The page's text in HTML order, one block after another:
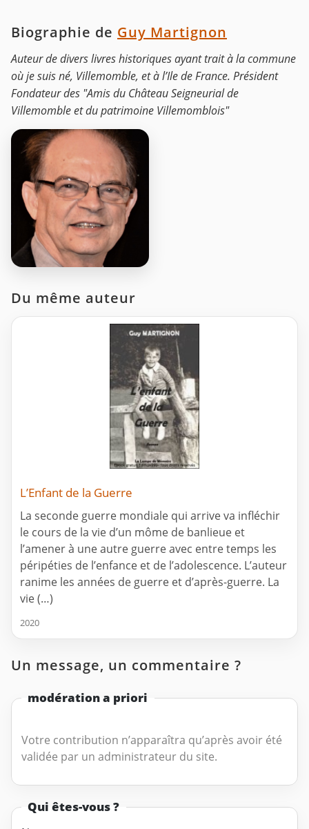
Biographie de Guy Martignon
Auteur de divers livres historiques ayant trait à la commune
où je suis né, Villemomble, et à l’Ile de France. Président
Fondateur des "Amis du Château Seigneurial de
Villemomble et du patrimoine Villemomblois"
Du même auteur
L’Enfant de la Guerre
La seconde guerre mondiale qui arrive va infléchir
le cours de la vie d’un môme de banlieue et
l’amener à une autre guerre avec entre temps les
péripéties de l’enfance et de l’adolescence. L’auteur
ranime les années de guerre et d’après-guerre. La
vie (…)
2020
Un message, un commentaire ?
modération a priori
Votre contribution n’apparaîtra qu’après avoir été
validée par un administrateur du site.
Qui êtes-vous ?